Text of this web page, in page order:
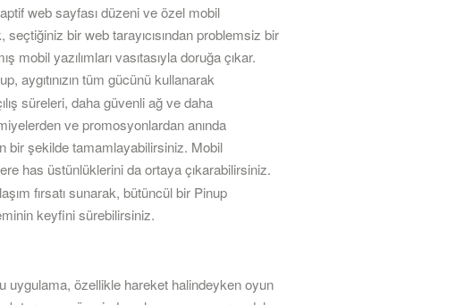
web sayfası düzeni ve özel mobil
bir web tarayıcısından problemsiz bir
yazılımları vasıtasıyla doruğa çıkar.
aygıtınızın tüm gücünü kullanarak
süreleri, daha güvenli ağ ve daha
ve promosyonlardan anında
bir şekilde tamamlayabilirsiniz. Mobil
has üstünlüklerini da ortaya çıkarabilirsiniz.
fırsatı sunarak, bütüncül bir Pinup
keyfini sürebilirsiniz.
uygulama, özellikle hareket halindeyken oyun